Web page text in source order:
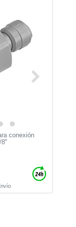
conexión
8"